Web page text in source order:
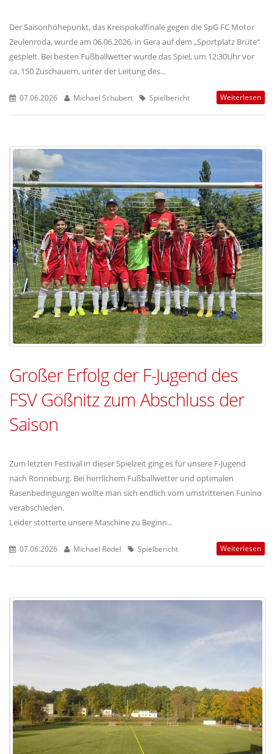
Der Saisonhöhepunkt, das Kreispokalfinale gegen die SpG FC Motor
Zeulenroda, wurde am 06.06.2026, in Gera auf dem „Sportplatz Brüte“
gespielt. Bei besten Fußballwetter wurde das Spiel, um 12:30Uhr vor
ca. 150 Zuschauern, unter der Leitung des...
07.06.2026 Michael Schubert Spielbericht Weiterlesen
Großer Erfolg der F-Jugend des
FSV Gößnitz zum Abschluss der
Saison
Zum letzten Festival in dieser Spielzeit ging es für unsere F-Jugend
nach Ronneburg. Bei herrlichem Fußballwetter und optimalen
Rasenbedingungen wollte man sich endlich vom umstrittenen Funino
verabschieden.
Leider stotterte unsere Maschine zu Beginn...
07.06.2026 Michael Rödel Spielbericht Weiterlesen